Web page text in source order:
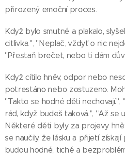
přirozený emoční proces.
Když bylo smutné a plakalo,
citlivka.", "Neplač, vždyť o nic
"Přestaň brečet, nebo ti dám
Když cítilo hněv, odpor nebo
potrestáno nebo zostuzeno.
"Takto se hodné děti
rád, když budeš taková.", "Až se
Některé děti byly za projevy
se naučily, že lásku a přijetí
budou hodné, tiché a